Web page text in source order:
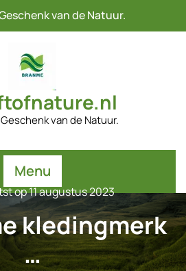
van de Natuur.
van de Natuur.
Menu
op 11 augustus 2023
kledingmerk
…